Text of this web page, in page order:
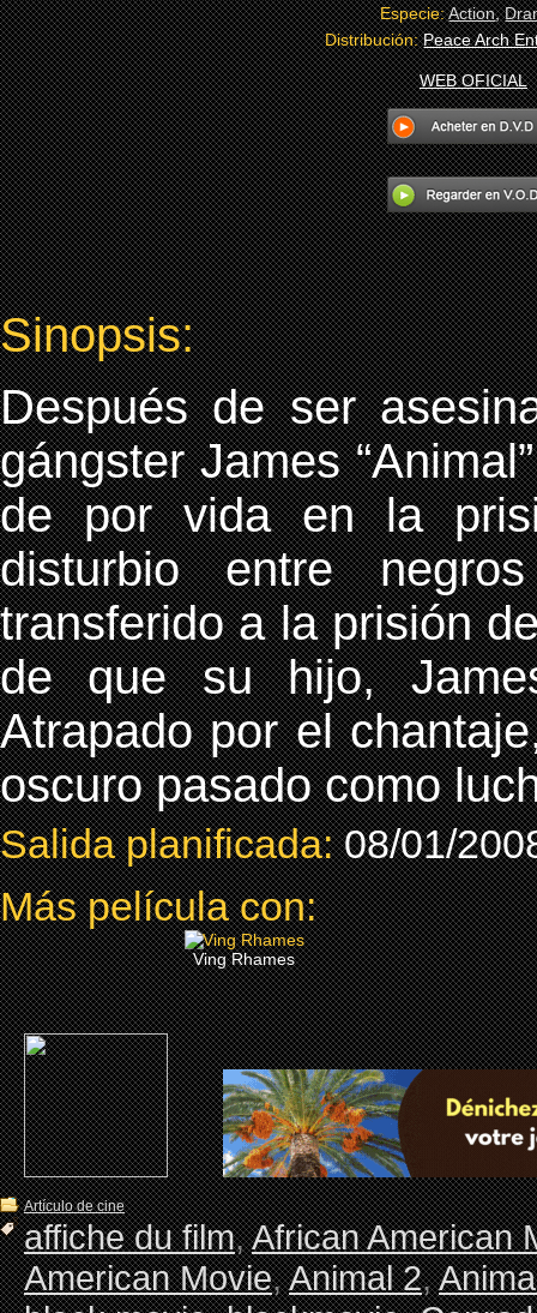
Especie:Action,
Distribución:Peace Arch
WEB OFICIAL
Sinopsis:
Después de ser
gángster James
de por vida en la
disturbio entre
transferido a la prisión
de que su hijo,
Atrapado por el
oscuro pasado como
Salida planificada:08/01/
Más película con:
Ving Rhames
Artículo de cine
affiche du film,African American
American Movie,Animal 2,